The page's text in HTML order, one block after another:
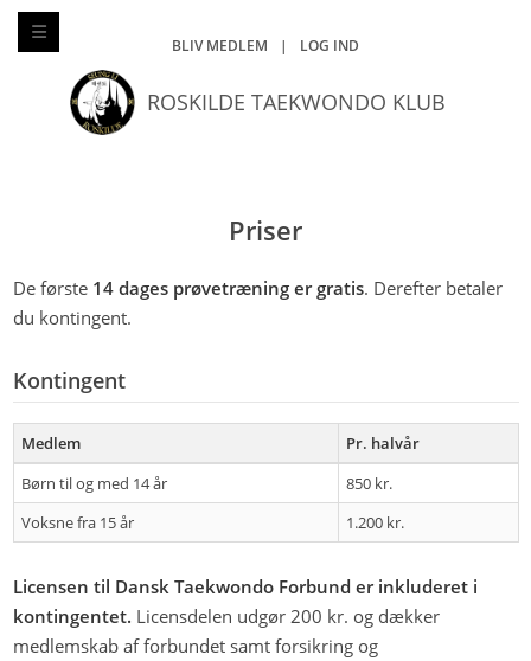
BLIV MEDLEM | LOG IND
ROSKILDE TAEKWONDO KLUB
Priser
De første 14 dages prøvetræning er gratis. Derefter betaler
du kontingent.
Kontingent
Medlem
Pr. halvår
Børn til og med 14 år
850 kr.
Voksne fra 15 år
1.200 kr.
Licensen til Dansk Taekwondo Forbund er inkluderet i
kontingentet. Licensdelen udgør 200 kr. og dækker
medlemskab af forbundet samt forsikring og